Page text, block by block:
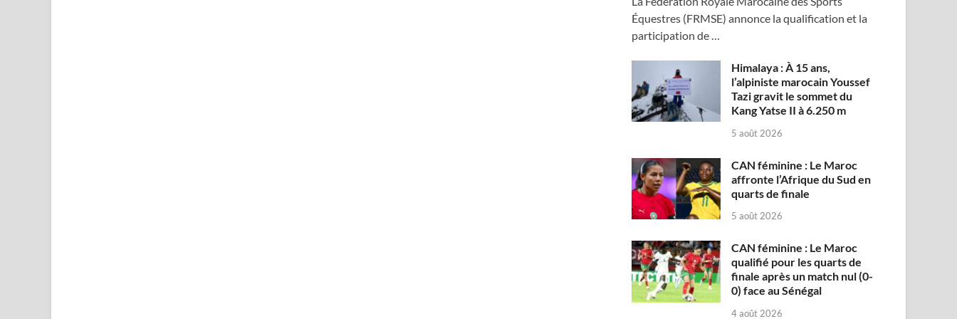
Équestres (FRMSE) annonce la qualification et la
participation de …
Himalaya : À 15 ans,
l’alpiniste marocain Youssef
Tazi gravit le sommet du
Kang Yatse II à 6.250 m
5 août 2026
CAN féminine : Le Maroc
affronte l’Afrique du Sud en
quarts de finale
5 août 2026
CAN féminine : Le Maroc
qualifié pour les quarts de
finale après un match nul (0-
0) face au Sénégal
4 août 2026